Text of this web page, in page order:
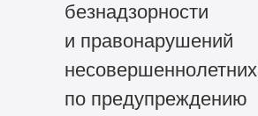
безнадзорности
и правонарушений
несовершеннолетних
по предупреждению